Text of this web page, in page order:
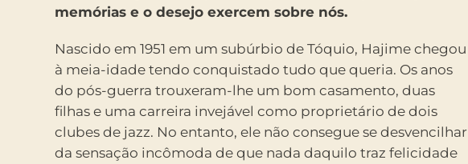
memórias e o desejo exercem sobre nós.
Nascido em 1951 em um subúrbio de Tóquio, Hajime chegou
à meia-idade tendo conquistado tudo que queria. Os anos
do pós-guerra trouxeram-lhe um bom casamento, duas
filhas e uma carreira invejável como proprietário de dois
clubes de jazz. No entanto, ele não consegue se desvencilhar
da sensação incômoda de que nada daquilo traz felicidade